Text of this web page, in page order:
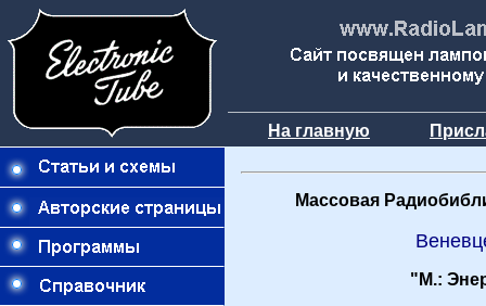
На главную
Массовая
"М.: